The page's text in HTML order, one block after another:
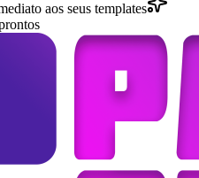
aos seus templates